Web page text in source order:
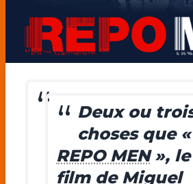
Deux ou
choses que «
REPO MEN», le
film de Miguel